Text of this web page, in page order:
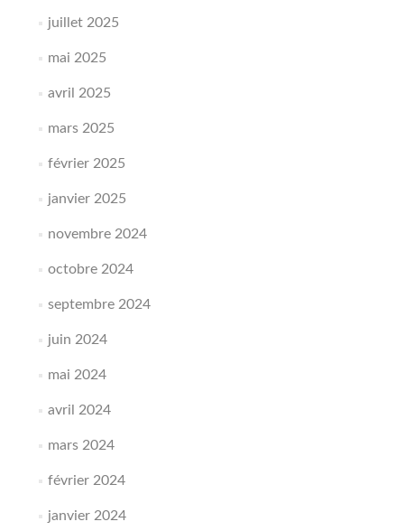
juillet 2025
mai 2025
avril 2025
mars 2025
février 2025
janvier 2025
novembre 2024
octobre 2024
septembre 2024
juin 2024
mai 2024
avril 2024
mars 2024
février 2024
janvier 2024